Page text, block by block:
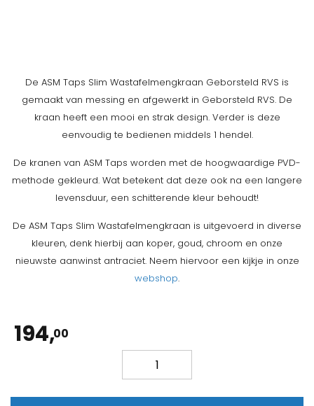
De ASM Taps Slim Wastafelmengkraan Geborsteld RVS is
gemaakt van messing en afgewerkt in Geborsteld RVS. De
kraan heeft een mooi en strak design. Verder is deze
eenvoudig te bedienen middels 1 hendel.
De kranen van ASM Taps worden met de hoogwaardige PVD-
methode gekleurd. Wat betekent dat deze ook na een langere
levensduur, een schitterende kleur behoudt!
De ASM Taps Slim Wastafelmengkraan is uitgevoerd in diverse
kleuren, denk hierbij aan koper, goud, chroom en onze
nieuwste aanwinst antraciet. Neem hiervoor een kijkje in onze
webshop.
194,00
Taps